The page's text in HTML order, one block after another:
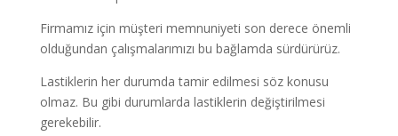
Firmamız için müşteri memnuniyeti son derece önemli
olduğundan çalışmalarımızı bu bağlamda sürdürürüz.
Lastiklerin her durumda tamir edilmesi söz konusu
olmaz. Bu gibi durumlarda lastiklerin değiştirilmesi
gerekebilir.